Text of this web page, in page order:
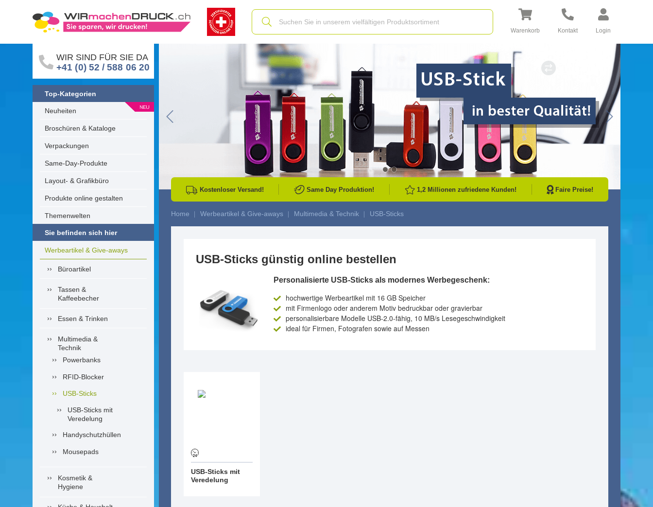
Warenkorb Kontakt Login
WIR SIND FÜR SIE DA
+41 (0) 52 / 588 06 20
Top-Kategorien
Neuheiten
Broschüren & Kataloge
Verpackungen
Same-Day-Produkte
Layout- & Grafikbüro
Produkte online gestalten
Themenwelten
Sie befinden sich hier
Werbeartikel & Give-aways
Büroartikel
Tassen &
Kaffeebecher
Essen & Trinken
Multimedia &
Technik
Powerbanks
RFID-Blocker
USB-Sticks
USB-Sticks mit
Veredelung
Handyschutzhüllen
Mousepads
Kosmetik &
Hygiene
Go to Previous Slide Go to Next
Kostenloser Versand! Same Day Produktion! 1,2 Millionen zufriedene Kunden! Faire Preise!
Home Werbeartikel & Give-aways Multimedia & Technik USB-Sticks
USB-Sticks günstig online bestellen
Personalisierte USB-Sticks als modernes Werbegeschenk:
hochwertige Werbeartikel mit 16 GB Speicher
mit Firmenlogo oder anderem Motiv bedruckbar oder gravierbar
personalisierbare Modelle USB-2.0-fähig, 10 MB/s Lesegeschwindigkeit
ideal für Firmen, Fotografen sowie auf Messen
USB-Sticks mit
Veredelung